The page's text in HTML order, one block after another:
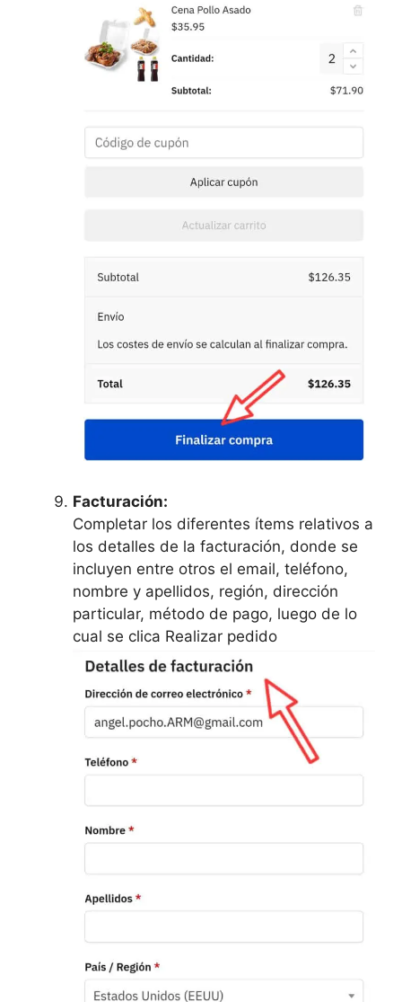
Facturación:
Completar los diferentes ítems relativos a
los detalles de la facturación, donde se
incluyen entre otros el email, teléfono,
nombre y apellidos, región, dirección
particular, método de pago, luego de lo
cual se clica Realizar pedido